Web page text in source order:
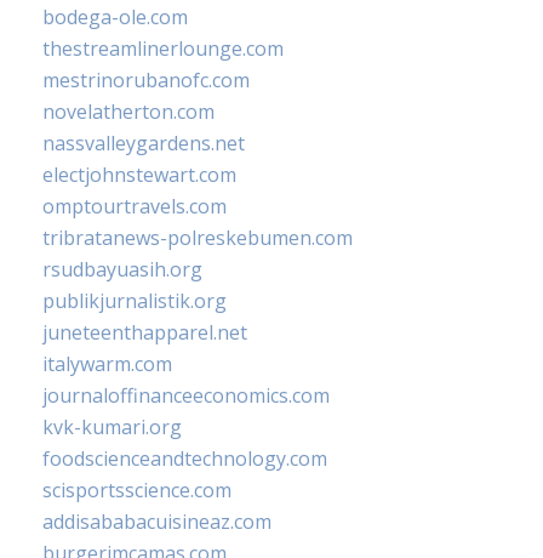
bodega-ole.com
thestreamlinerlounge.com
mestrinorubanofc.com
novelatherton.com
nassvalleygardens.net
electjohnstewart.com
omptourtravels.com
tribratanews-polreskebumen.com
rsudbayuasih.org
publikjurnalistik.org
juneteenthapparel.net
italywarm.com
journaloffinanceeconomics.com
kvk-kumari.org
foodscienceandtechnology.com
scisportsscience.com
addisababacuisineaz.com